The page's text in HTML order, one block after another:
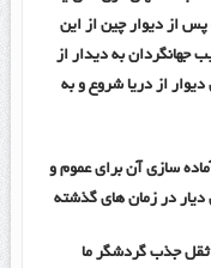
از دیوار چین از این
جهانگردان به دیدار از
از دریا شروع و به
سازی آن برای عموم و
دیار در زمان های گذشته
ثقل جذب گردشگر ما